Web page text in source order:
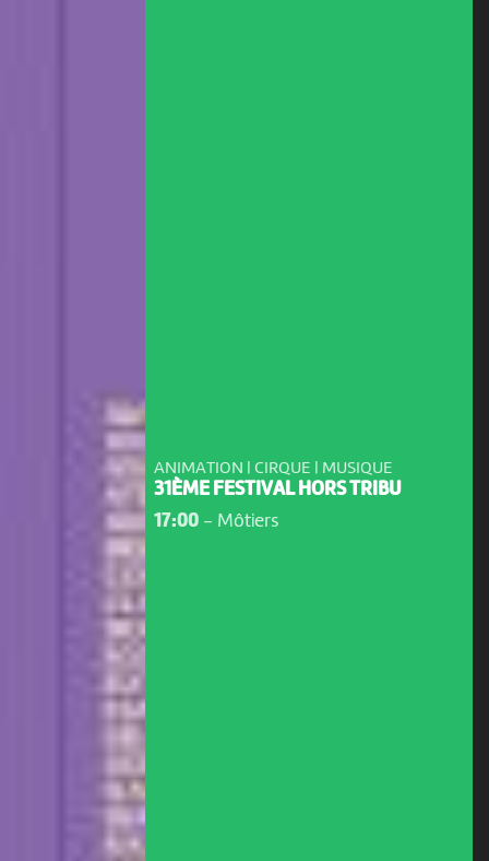
ANIMATION | CIRQUE | MUSIQUE
31ÈME FESTIVAL HORS TRIBU
17:00- Môtiers